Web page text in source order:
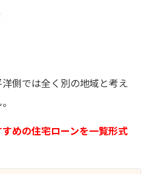
側では全く別の地域と考え
めの住宅ローンを一覧形式